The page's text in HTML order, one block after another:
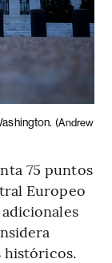
(Andrew
75 puntos
Europeo
históricos.